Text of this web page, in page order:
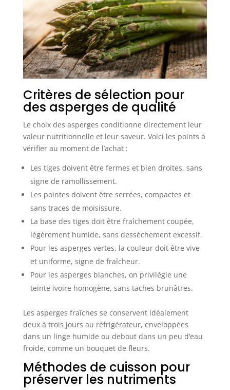
Critères de sélection pour
des asperges de qualité
Le choix des asperges conditionne directement leur
valeur nutritionnelle et leur saveur. Voici les points à
vérifier au moment de l’achat :
Les tiges doivent être fermes et bien droites, sans
signe de ramollissement.
Les pointes doivent être serrées, compactes et
sans traces de moisissure.
La base des tiges doit être fraîchement coupée,
légèrement humide, sans dessèchement excessif.
Pour les asperges vertes, la couleur doit être vive
et uniforme, signe de fraîcheur.
Pour les asperges blanches, on privilégie une
teinte ivoire homogène, sans taches brunâtres.
Les asperges fraîches se conservent idéalement
deux à trois jours au réfrigérateur, enveloppées
dans un linge humide ou debout dans un peu d’eau
froide, comme un bouquet de fleurs.
Méthodes de cuisson pour
préserver les nutriments